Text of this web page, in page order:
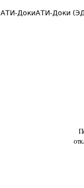
АТИ-ДокиАТИ-Доки